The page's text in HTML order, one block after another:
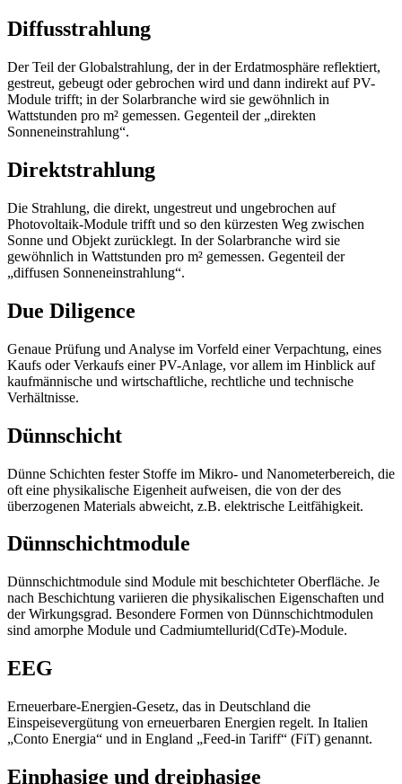
Diffusstrahlung
Der Teil der Globalstrahlung, der in der Erdatmosphäre reflektiert,
gestreut, gebeugt oder gebrochen wird und dann indirekt auf PV-
Module trifft; in der Solarbranche wird sie gewöhnlich in
Wattstunden pro m² gemessen. Gegenteil der „direkten
Sonneneinstrahlung“.
Direktstrahlung
Die Strahlung, die direkt, ungestreut und ungebrochen auf
Photovoltaik-Module trifft und so den kürzesten Weg zwischen
Sonne und Objekt zurücklegt. In der Solarbranche wird sie
gewöhnlich in Wattstunden pro m² gemessen. Gegenteil der
„diffusen Sonneneinstrahlung“.
Due Diligence
Genaue Prüfung und Analyse im Vorfeld einer Verpachtung, eines
Kaufs oder Verkaufs einer PV-Anlage, vor allem im Hinblick auf
kaufmännische und wirtschaftliche, rechtliche und technische
Verhältnisse.
Dünnschicht
Dünne Schichten fester Stoffe im Mikro- und Nanometerbereich, die
oft eine physikalische Eigenheit aufweisen, die von der des
überzogenen Materials abweicht, z.B. elektrische Leitfähigkeit.
Dünnschichtmodule
Dünnschichtmodule sind Module mit beschichteter Oberfläche. Je
nach Beschichtung variieren die physikalischen Eigenschaften und
der Wirkungsgrad. Besondere Formen von Dünnschichtmodulen
sind amorphe Module und Cadmiumtellurid(CdTe)-Module.
EEG
Erneuerbare-Energien-Gesetz, das in Deutschland die
Einspeisevergütung von erneuerbaren Energien regelt. In Italien
„Conto Energia“ und in England „Feed-in Tariff“ (FiT) genannt.
Einphasige und dreiphasige